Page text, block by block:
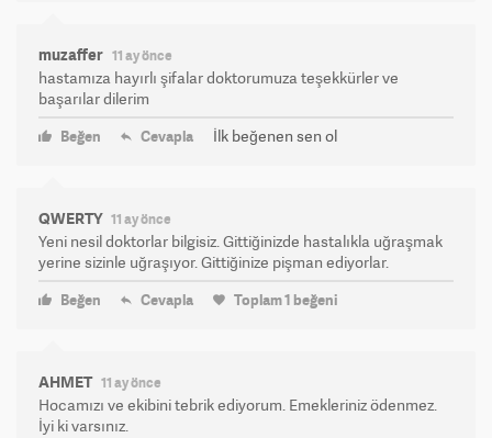
muzaffer 11 ay önce
hastamıza hayırlı şifalar doktorumuza teşekkürler ve
başarılar dilerim
Beğen Cevapla İlk beğenen sen ol
QWERTY 11 ay önce
Yeni nesil doktorlar bilgisiz. Gittiğinizde hastalıkla uğraşmak
yerine sizinle uğraşıyor. Gittiğinize pişman ediyorlar.
Beğen Cevapla Toplam1 beğeni
AHMET 11 ay önce
Hocamızı ve ekibini tebrik ediyorum. Emekleriniz ödenmez.
İyi ki varsınız.